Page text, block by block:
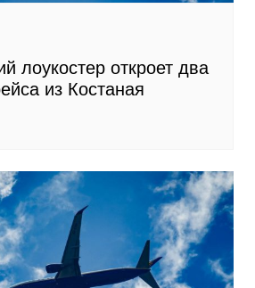
лоукостер откроет два
из Костаная